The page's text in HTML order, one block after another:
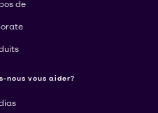
de
nous vous aider?